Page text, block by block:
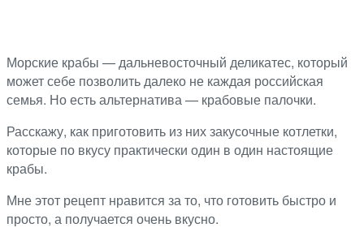
Морские крабы — дальневосточный деликатес, который
может себе позволить далеко не каждая российская
семья. Но есть альтернатива — крабовые палочки.
Расскажу, как приготовить из них закусочные котлетки,
которые по вкусу практически один в один настоящие
крабы.
Мне этот рецепт нравится за то, что готовить быстро и
просто, а получается очень вкусно.